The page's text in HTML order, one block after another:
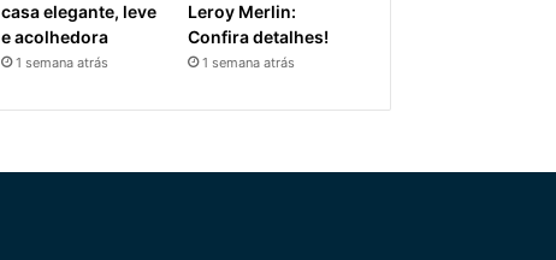
casa elegante, leve
e acolhedora
1 semana atrás
Leroy Merlin:
Confira detalhes!
1 semana atrás